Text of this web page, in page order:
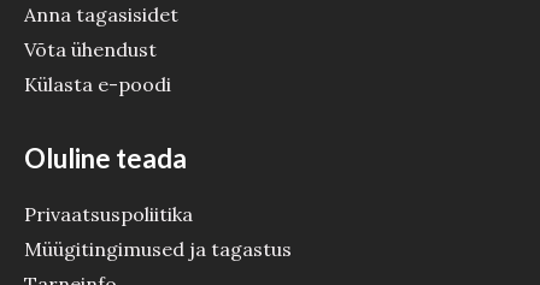
Anna tagasisidet
Võta ühendust
Külasta e-poodi
Oluline teada
Privaatsuspoliitika
Müügitingimused ja tagastus